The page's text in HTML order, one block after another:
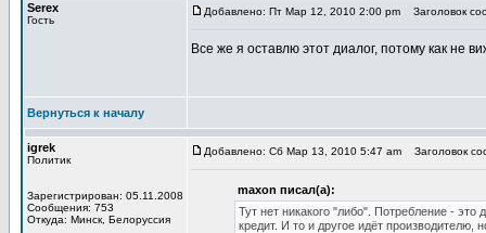
Serex
Гость
Добавлено: Пт Мар 12, 2010 2:00 pm Заголовок
Все же я оставлю этот диалог, потому как не
Вернуться к началу
igrek
Политик
Зарегистрирован: 05.11.2008
Сообщения: 753
Откуда: Минск, Белоруссия
Добавлено: Сб Мар 13, 2010 5:47 am Заголовок
maxon писал(а):
Тут нет никакого "либо". Потребление -
кредит. И то и другое идёт производителю,